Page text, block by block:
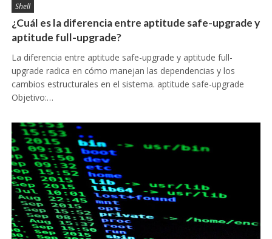
Shell
¿Cuál es la diferencia entre aptitude safe-upgrade y
aptitude full-upgrade?
La diferencia entre aptitude safe-upgrade y aptitude full-
upgrade radica en cómo manejan las dependencias y los
cambios estructurales en el sistema. aptitude safe-upgrade
Objetivo:…